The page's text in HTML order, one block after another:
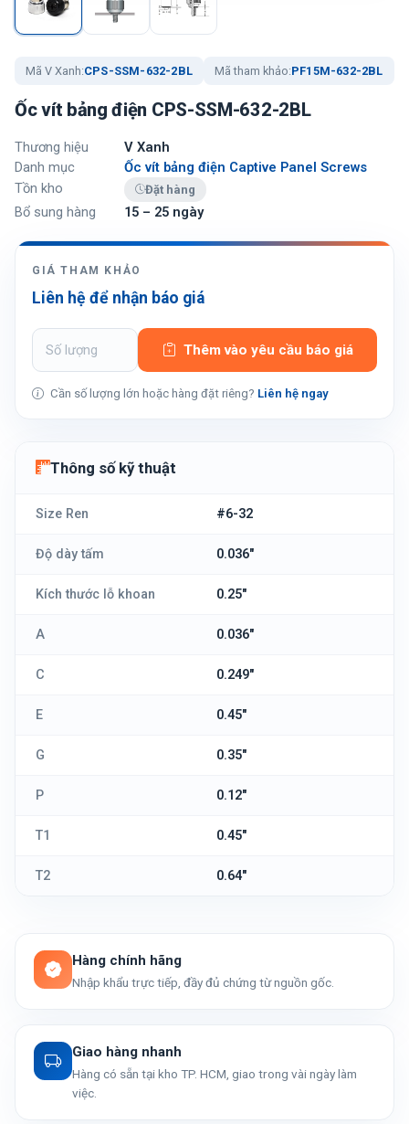
Mã V Xanh:CPS-SSM-632-2BL Mã tham khảo:PF15M-632-2BL
Ốc vít bảng điện CPS-SSM-632-2BL
Thương hiệu
V Xanh
Danh mục
Ốc vít bảng điện Captive Panel Screws
Tồn kho
Đặt hàng
Bổ sung hàng 15 – 25 ngày
GIÁ THAM KHẢO
Liên hệ để nhận báo giá
Thêm vào yêu cầu báo giá
Cần số lượng lớn hoặc hàng đặt riêng? Liên hệ ngay
Thông số kỹ thuật
Size Ren #6-32
Độ dày tấm 0.036"
Kích thước lỗ khoan 0.25"
A 0.036"
C 0.249"
E 0.45"
G 0.35"
P 0.12"
T1 0.45"
T2 0.64"
Hàng chính hãng
Nhập khẩu trực tiếp, đầy đủ chứng từ nguồn gốc.
Giao hàng nhanh
Hàng có sẵn tại kho TP. HCM, giao trong vài ngày làm
việc.